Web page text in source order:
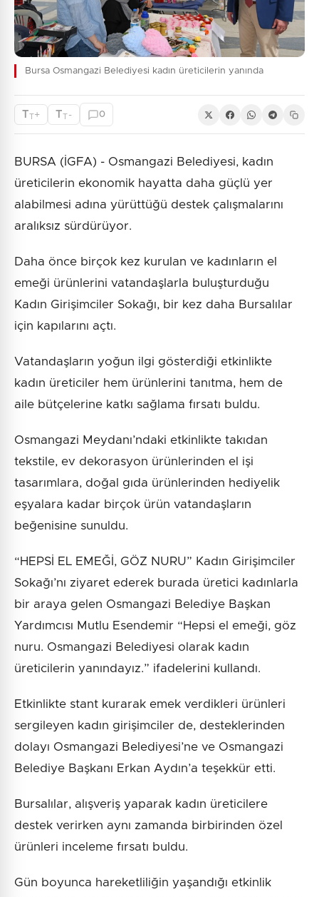
Bursa Osmangazi Belediyesi kadın üreticilerin yanında
TT+ TT - 0
BURSA (İGFA) - Osmangazi Belediyesi, kadın
üreticilerin ekonomik hayatta daha güçlü yer
alabilmesi adına yürüttüğü destek çalışmalarını
aralıksız sürdürüyor.
Daha önce birçok kez kurulan ve kadınların el
emeği ürünlerini vatandaşlarla buluşturduğu
Kadın Girişimciler Sokağı, bir kez daha Bursalılar
için kapılarını açtı.
Vatandaşların yoğun ilgi gösterdiği etkinlikte
kadın üreticiler hem ürünlerini tanıtma, hem de
aile bütçelerine katkı sağlama fırsatı buldu.
Osmangazi Meydanı’ndaki etkinlikte takıdan
tekstile, ev dekorasyon ürünlerinden el işi
tasarımlara, doğal gıda ürünlerinden hediyelik
eşyalara kadar birçok ürün vatandaşların
beğenisine sunuldu.
“HEPSİ EL EMEĞİ, GÖZ NURU” Kadın Girişimciler
Sokağı’nı ziyaret ederek burada üretici kadınlarla
bir araya gelen Osmangazi Belediye Başkan
Yardımcısı Mutlu Esendemir “Hepsi el emeği, göz
nuru. Osmangazi Belediyesi olarak kadın
üreticilerin yanındayız.” ifadelerini kullandı.
Etkinlikte stant kurarak emek verdikleri ürünleri
sergileyen kadın girişimciler de, desteklerinden
dolayı Osmangazi Belediyesi’ne ve Osmangazi
Belediye Başkanı Erkan Aydın’a teşekkür etti.
Bursalılar, alışveriş yaparak kadın üreticilere
destek verirken aynı zamanda birbirinden özel
ürünleri inceleme fırsatı buldu.
Gün boyunca hareketliliğin yaşandığı etkinlik